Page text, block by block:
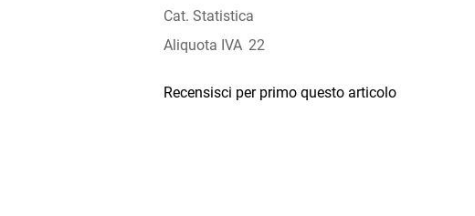
Cat. Statistica
Aliquota IVA 22
Recensisci per primo questo articolo